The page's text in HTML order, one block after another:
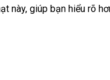
này, giúp bạn hiểu rõ